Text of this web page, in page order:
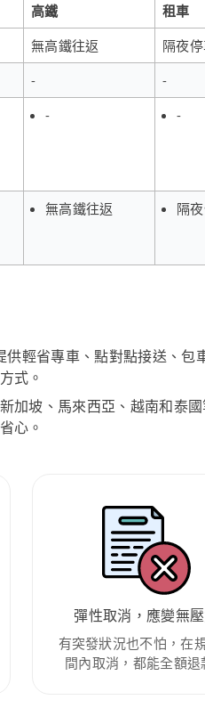
高鐵 租車
無高鐵往返 隔夜
- -
- -
無高鐵往返 隔
輕省專車、點對點接送、包
式。
加坡、馬來西亞、越南和泰
心。
彈性取消，應變無
有突發狀況也不怕，在
間內取消，都能全額退